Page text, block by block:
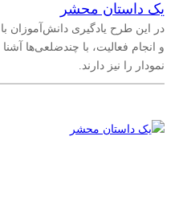
یک داستان محشر
در این طرح یادگیری دانش‌آموزان
و انجام فعالیت، با چند‌ضلعی‌ها
نمودار را نیز دارند.